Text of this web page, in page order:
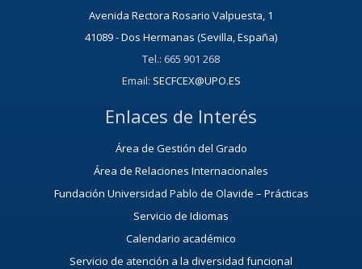
Avenida Rectora Rosario Valpuesta, 1
41089 - Dos Hermanas (Sevilla, España)
Tel.: 665 901 268
Email: SECFCEX@UPO.ES
Enlaces de Interés
Área de Gestión del Grado
Área de Relaciones Internacionales
Fundación Universidad Pablo de Olavide – Prácticas
Servicio de Idiomas
Calendario académico
Servicio de atención a la diversidad funcional